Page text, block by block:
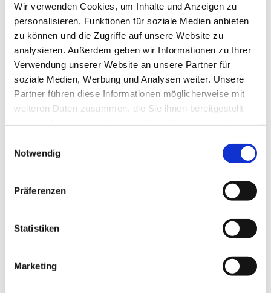
Wir verwenden Cookies, um Inhalte und Anzeigen zu
personalisieren, Funktionen für soziale Medien anbieten
zu können und die Zugriffe auf unsere Website zu
analysieren. Außerdem geben wir Informationen zu Ihrer
Verwendung unserer Website an unsere Partner für
soziale Medien, Werbung und Analysen weiter. Unsere
Partner führen diese Informationen möglicherweise mit
weiteren Daten zusammen, die Sie ihnen bereitgestellt
Notwendig
Präferenzen
Statistiken
Marketing
Unser Team empfängt Sie jederzeit freundlich und
hilfsbereit.
Wir führen umfassende Beratungsgespräche und
nehmen uns Zeit für Sie und Ihre ganz individuellen
Wünsche. Dabei zeigen wir Ihnen neue Möglichkeiten
auf und freuen uns, wenn Sie etwas Passendes bei uns
finden.
Durch langjährige Erfahrung und engen Kundenkontakt
Kundenwunsch zur vollsten Zufriedenheit umzusetzen.
Hier finden Sie uns:
Cosmetic-Lounge Tonndorfer Hauptstr. 61; 22045
Sie unser Kontaktformular.